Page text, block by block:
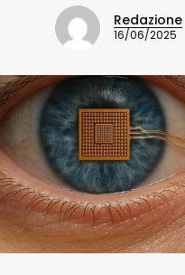
Redazione
16/06/2025